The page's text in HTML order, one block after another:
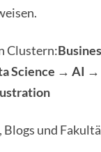
Clustern:
Science → AI →
Blogs und